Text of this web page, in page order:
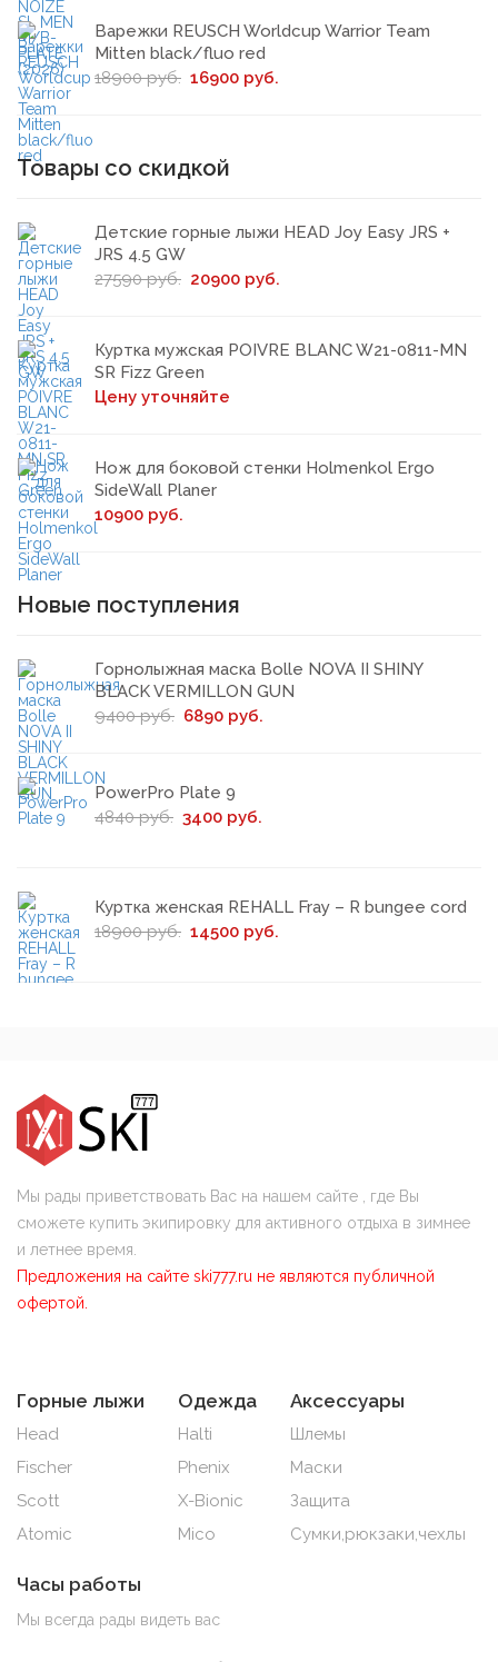
Варежки REUSCH Worldcup Warrior Team
Mitten black/fluo red
18900 руб. 16900 руб.
Товары со скидкой
Детские горные лыжи HEAD Joy Easy JRS +
JRS 4.5 GW
27590 руб. 20900 руб.
Куртка мужская POIVRE BLANC W21-0811-MN
SR Fizz Green
Цену уточняйте
Нож для боковой стенки Holmenkol Ergo
SideWall Planer
10900 руб.
Новые поступления
Горнолыжная маска Bolle NOVA II SHINY
BLACK VERMILLON GUN
9400 руб. 6890 руб.
PowerPro Plate 9
4840 руб. 3400 руб.
Куртка женская REHALL Fray – R bungee cord
18900 руб. 14500 руб.
Мы рады приветствовать Вас на нашем сайте , где Вы
сможете купить экипировку для активного отдыха в зимнее
и летнее время.
Предложения на сайте ski777.ru не являются публичной
офертой.
Горные лыжи
Head
Fischer
Scott
Atomic
Одежда
Halti
Phenix
X-Bionic
Mico
Аксессуары
Шлемы
Маски
Защита
Сумки,рюкзаки,чехлы
Часы работы
Мы всегда рады видеть вас